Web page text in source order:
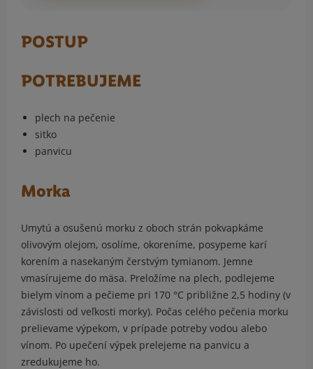
POSTUP
POTREBUJEME
plech na pečenie
sitko
panvicu
Morka
Umytú a osušenú morku z oboch strán pokvapkáme
olivovým olejom, osolíme, okoreníme, posypeme karí
korením a nasekaným čerstvým tymianom. Jemne
vmasírujeme do mäsa. Preložíme na plech, podlejeme
bielym vínom a pečieme pri 170 °C približne 2,5 hodiny (v
závislosti od veľkosti morky). Počas celého pečenia morku
prelievame výpekom, v prípade potreby vodou alebo
vínom. Po upečení výpek prelejeme na panvicu a
zredukujeme ho.